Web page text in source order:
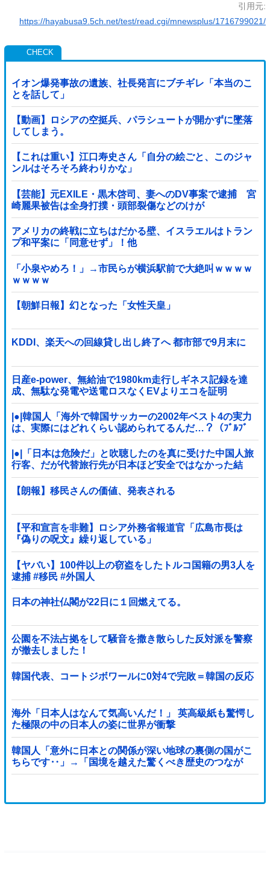
引用元:
https://hayabusa9.5ch.net/test/read.cgi/mnewsplus/1716799021/
イオン爆発事故の遺族、社長発言にブチギレ「本当のこ
とを話して」
【動画】ロシアの空挺兵、パラシュートが開かずに墜落
してしまう。
【これは重い】江口寿史さん「自分の絵ごと、このジャ
ンルはそろそろ終わりかな」
【芸能】元EXILE・黒木啓司、妻へのDV事案で逮捕 宮
崎麗果被告は全身打撲・頭部裂傷などのけが
アメリカの終戦に立ちはだかる壁、イスラエルはトラン
プ和平案に「同意せず」！他
「小泉やめろ！」→市民らが横浜駅前で大絶叫ｗｗｗｗ
ｗｗｗｗ
【朝鮮日報】幻となった「女性天皇」
KDDI、楽天への回線貸し出し終了へ 都市部で9月末に
日産e-power、無給油で1980km走行しギネス記録を達
成、無駄な発電や送電ロスなくEVよりエコを証明
|●|韓国人「海外で韓国サッカーの2002年ベスト4の実力
は、実際にはどれくらい認められてるんだ…？（ﾌﾞﾙﾌﾞ
ﾙ」＝韓国の反応
|●|「日本は危険だ」と吹聴したのを真に受けた中国人旅
行客、だが代替旅行先が日本ほど安全ではなかった結
果……
【朗報】移民さんの価値、発表される
【平和宣言を非難】ロシア外務省報道官「広島市長は
『偽りの呪文』繰り返している」
【ヤバい】100件以上の窃盗をしたトルコ国籍の男3人を
逮捕 #移民 #外国人
日本の神社仏閣が22日に１回燃えてる。
公園を不法占拠をして騒音を撒き散らした反対派を警察
が撤去しました！
韓国代表、コートジボワールに0対4で完敗＝韓国の反応
海外「日本人はなんて気高いんだ！」 英高級紙も驚愕し
た極限の中の日本人の姿に世界が衝撃
韓国人「意外に日本との関係が深い地球の裏側の国がこ
ちらです‥」→「国境を越えた驚くべき歴史のつなが
り‥」